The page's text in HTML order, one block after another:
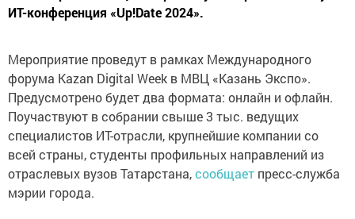
ИТ-конференция «Up!Date 2024».
Мероприятие проведут в рамках Международного
форума Kazan Digital Week в МВЦ «Казань Экспо».
Предусмотрено будет два формата: онлайн и офлайн.
Поучаствуют в собрании свыше 3 тыс. ведущих
специалистов ИТ-отрасли, крупнейшие компании со
всей страны, студенты профильных направлений из
отраслевых вузов Татарстана,сообщает пресс-служба
мэрии города.